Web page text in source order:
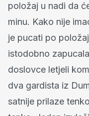
položaj u nadi da
minu. Kako nije
je pucati po
istodobno
doslovce letjeli
dva gardista iz
satnije prilaze